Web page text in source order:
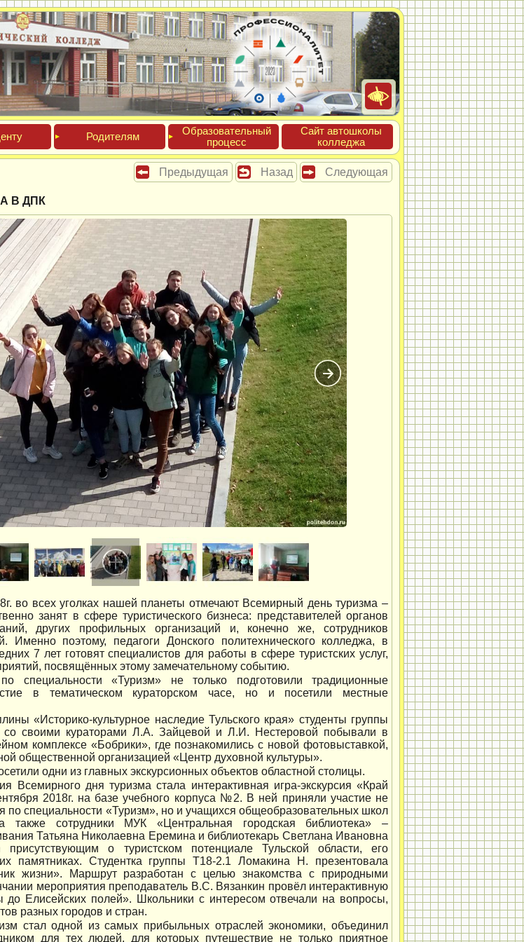
Роди­телям
Обра­зова­тель­ный
про­цесс
Сайт ав­тошко­лы
кол­леджа
Предыдущая Назад Следующая
В ДПК
во всех уголках нашей планеты отмечают Всемирный день туризма –
занят в сфере туристического бизнеса: представителей органов
других профильных организаций и, конечно же, сотрудников
Именно поэтому, педагоги Донского политехнического колледжа, в
7 лет готовят специалистов для работы в сфере туристских услуг,
посвящённых этому замечательному событию.
специальности «Туризм» не только подготовили традиционные
в тематическом кураторском часе, но и посетили местные
«Историко-культурное наследие Тульского края» студенты группы
со своими кураторами Л.А. Зайцевой и Л.И. Нестеровой побывали в
комплексе «Бобрики», где познакомились с новой фотовыставкой,
общественной организацией «Центр духовной культуры».
одни из главных экскурсионных объектов областной столицы.
Всемирного дня туризма стала интерактивная игра-экскурсия «Край
2018г. на базе учебного корпуса №2. В ней приняли участие не
по специальности «Туризм», но и учащихся общеобразовательных школ
а также сотрудники МУК «Центральная городская библиотека» –
Татьяна Николаевна Еремина и библиотекарь Светлана Ивановна
о туристском потенциале Тульской области, его
памятниках. Студентка группы Т18-2.1 Ломакина Н. презентовала
жизни». Маршрут разработан с целью знакомства с природными
мероприятия преподаватель В.С. Вязанкин провёл интерактивную
Елисейских полей». Школьники с интересом отвечали на вопросы,
разных городов и стран.
стал одной из самых прибыльных отраслей экономики, объединил
для тех людей, для которых путешествие не только приятное